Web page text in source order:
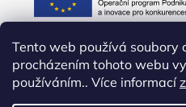
Tento web používá soubory
procházením tohoto webu
používáním.. Více informací